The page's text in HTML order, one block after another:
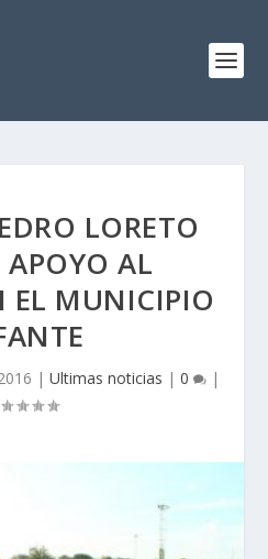
LORETO
AL
EL MUNICIPIO
| Ultimas noticias | 0 |